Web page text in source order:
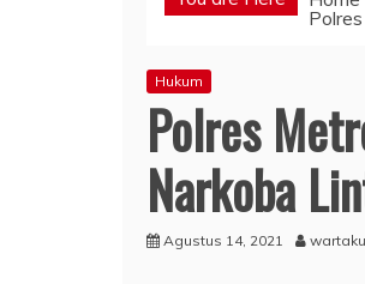
Hukum
Polres
Narkoba
Agustus 14, 2021